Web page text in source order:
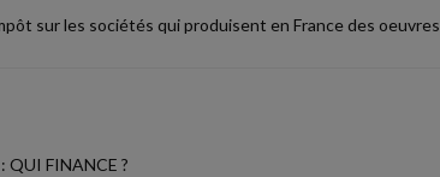
sur les sociétés qui produisent en France des oeuvres
QUI FINANCE ?